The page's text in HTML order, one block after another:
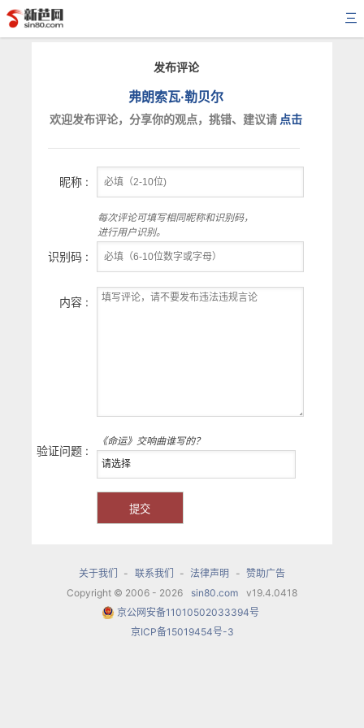
三
发布评论
弗朗索瓦·勒贝尔
欢迎发布评论，分享你的观点，挑错、建议请 点击
昵称 :
每次评论可填写相同昵称和识别码，
进行用户识别。
识别码 :
内容 :
验证问题 :
《命运》交响曲谁写的？
关于我们 - 联系我们 - 法律声明 - 赞助广告
Copyright © 2006 - 2026
sin80.com
v19.4.0418
京公网安备11010502033394号
京ICP备15019454号-3